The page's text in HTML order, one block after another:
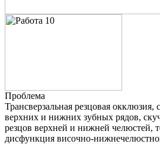
Проблема
Трансверзальная резцовая
верхних и нижних зубных рядов,
резцов верхней и нижней челюстей,
дисфункция височно-